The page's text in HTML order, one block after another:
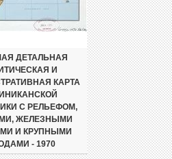
ДЕТАЛЬНАЯ
И
КАРТА
С РЕЛЬЕФОМ,
ЖЕЛЕЗНЫМИ
И КРУПНЫМИ
- 1970